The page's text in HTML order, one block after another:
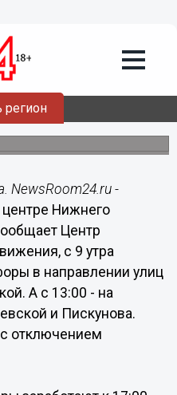
регион
в центре
NewsRoom24.ru -
Нижнего
Центр
с 9 утра
в направлении улиц
А с 13:00 - на
и Пискунова.
отключением